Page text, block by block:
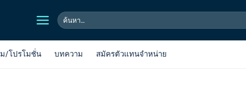
ค้นหา:
/โปรโมชั่น บทความ สมัครตัวแทนจำหน่าย